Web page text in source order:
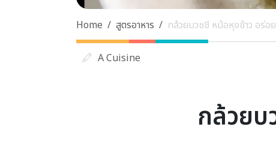
Home สูตรอาหาร กล้วยบวชชี หม้อหุงข้าว อร่อ
A Cuisine
กล้วยบ